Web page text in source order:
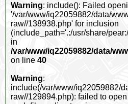
Warning: include(): Failed
'/var/www/iq22059882/data/
raw//138938.php' for inclusion
(include_path='.:/usr/share/
in
/var/www/iq22059882/data/
on line 40
Warning:
include(/var/www/iq22059882/
raw//129894.php): failed to